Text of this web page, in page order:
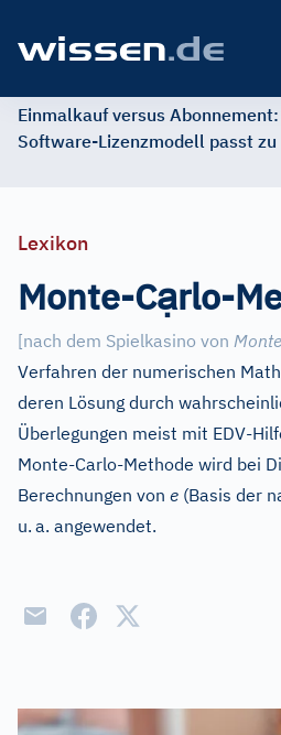
Einmalkauf versus
Software-Lizenzmodell passt zu
Lexikon
Monte-Cạrlo-
[nach dem Spielkasino von
Verfahren der numerischen
deren Lösung durch
Überlegungen meist mit EDV-
Monte-Carlo-Methode wird bei
Berechnungen von e (Basis der
u. a. angewendet.